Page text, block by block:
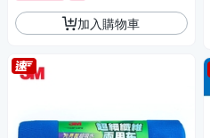
加入購物車